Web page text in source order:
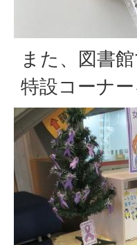
また、図書
特設コーナー